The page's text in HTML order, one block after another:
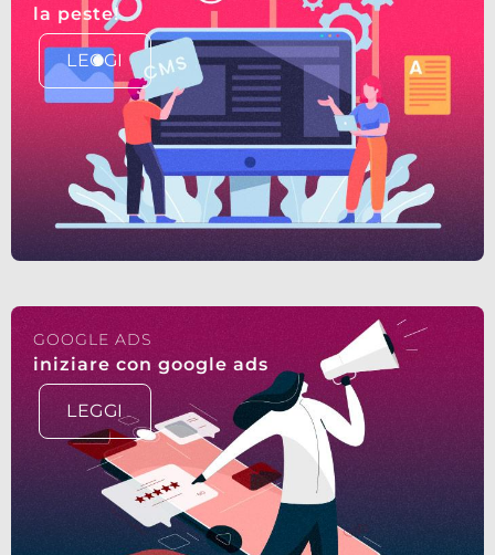
la peste!
LEGGI
GOOGLE ADS
iniziare con google ads
LEGGI